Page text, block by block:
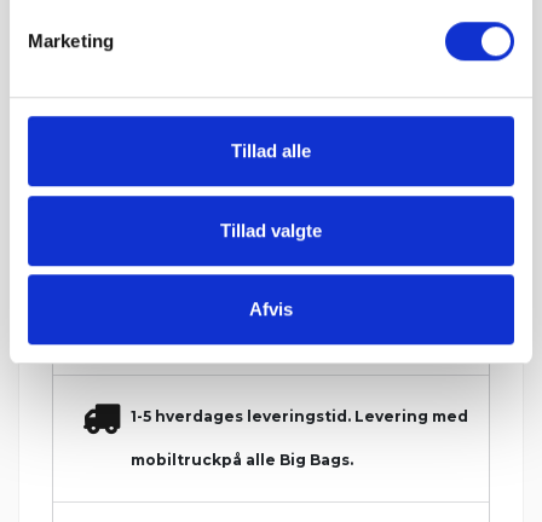
Marketing
Tillad alle
Tillad valgte
Afvis
Fra 8 paller: Gratis!
Depositum pr. palle: 195 kr.
Ved returnering af IBF paller gives 125 kr. retur.
*Kan kun anvendes ved lodret mur.
Hos Grat får du:
1-5 hverdages leveringstid. Levering med
mobiltruckpå alle Big Bags.